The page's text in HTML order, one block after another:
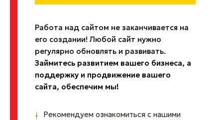
Работа над сайтом не заканчивается на
его создании! Любой сайт нужно
регулярно обновлять и развивать.
Займитесь развитием вашего бизнеса, а
поддержку и продвижение вашего
сайта, обеспечим мы!
Рекомендуем ознакомиться с нашими